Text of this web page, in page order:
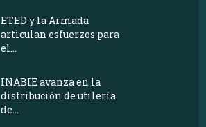
ETED y la Armada
articulan esfuerzos para
el...
INABIE avanza en la
distribución de utilería
de...